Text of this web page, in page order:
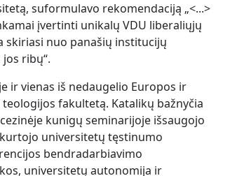
suformulavo rekomendaciją „<...>
įvertinti unikalų VDU liberaliųjų
skiriasi nuo panašių institucijų
ribų“.
ir vienas iš nedaugelio Europos ir
fakultetą. Katalikų bažnyčia
kunigų seminarijoje išsaugojo
universitetų tęstinumo
bendradarbiavimo
universitetų autonomija ir